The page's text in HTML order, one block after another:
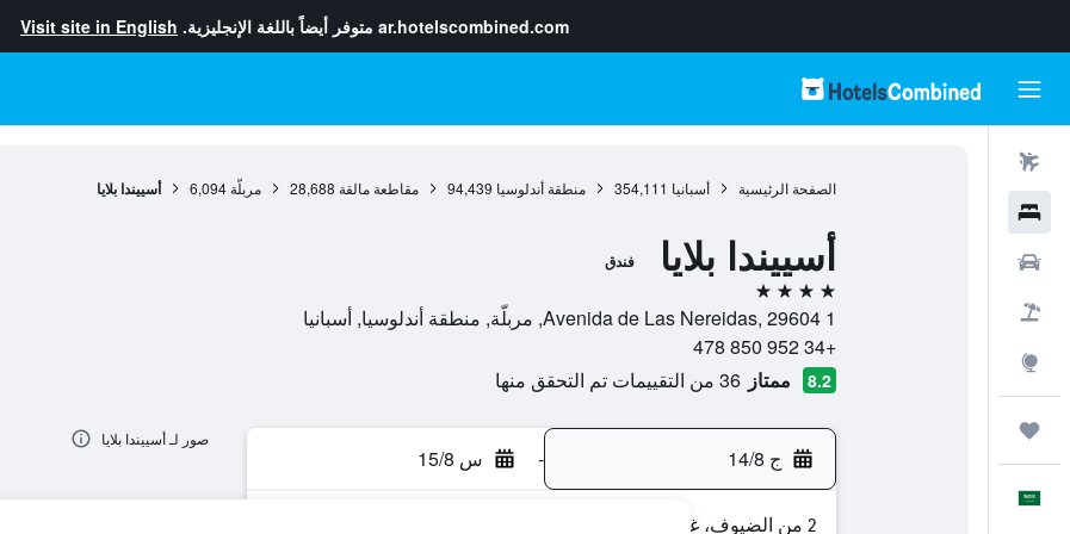
ar.hotelscombined.com متوفر أيضاً باللغة الإنجليزية. Visit site in English
الصفحة الرئيسية أسبانيا 354,111 منطقة أندلوسيا 94,439 مقاطعة مالقة 28,688 مربلّة 6,094 أسييندا بلايا
أسييندا بلايا فندق
4 نجوم
1 Avenida de Las Nereidas, 29604, مربلّة, منطقة أندلوسيا, أسبانيا
+34 952 850 478
8.2 ممتاز 36 من التقييمات تم التحقق منها
ج 14/8 - س 15/8
2 من الضيوف، غرفة واحدة
صور لـ أسييندا بلايا